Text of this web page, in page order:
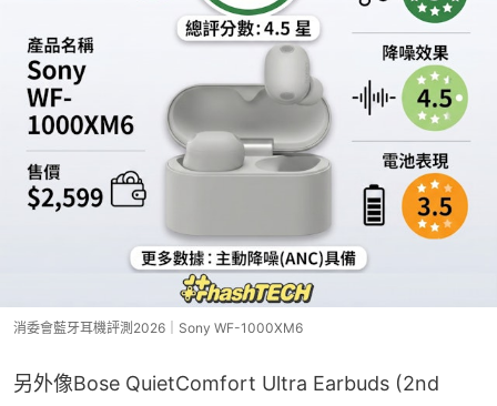
消委會藍牙耳機評測2026｜Sony WF-1000XM6
另外像Bose QuietComfort Ultra Earbuds (2nd